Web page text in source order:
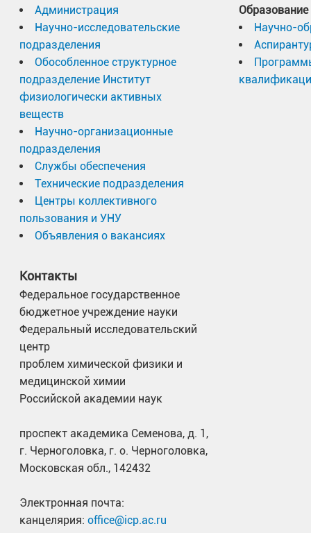
Администрация
Научно-исследовательские
подразделения
Обособленное структурное
подразделение Институт
физиологически активных
веществ
Научно-организационные
подразделения
Службы обеспечения
Технические подразделения
Центры коллективного
пользования и УНУ
Объявления о вакансиях
Образование
Научно-
Контакты
Федеральное государственное
бюджетное учреждение науки
Федеральный исследовательский
центр
проблем химической физики и
медицинской химии
Российской академии наук
проспект академика Семенова, д. 1,
г. Черноголовка, г. о. Черноголовка,
Московская обл., 142432
Электронная почта:
канцелярия: office@icp.ac.ru